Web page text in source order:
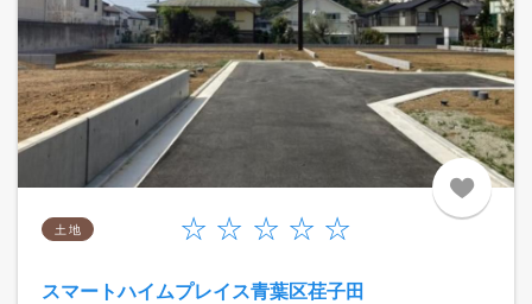
土 地
スマートハイムプレイス青葉区荏子田